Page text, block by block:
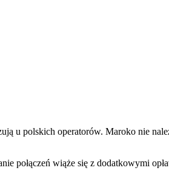
u polskich operatorów. Maroko nie
połączeń wiąże się z dodatkowymi